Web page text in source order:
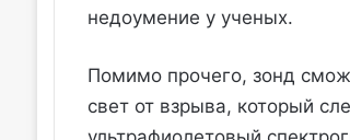
недоумение у ученых.
Помимо прочего, зонд
свет от взрыва, который